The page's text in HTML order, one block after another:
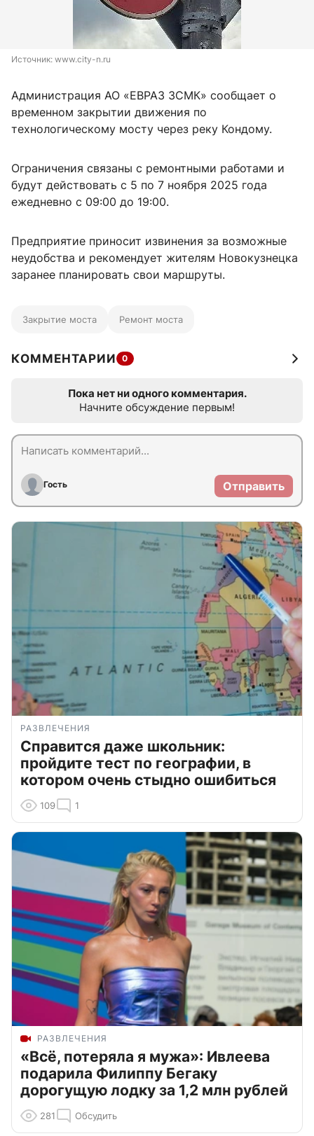
Источник: www.city-n.ru
Администрация АО «ЕВРАЗ ЗСМК» сообщает о
временном закрытии движения по
технологическому мосту через реку Кондому.
Ограничения связаны с ремонтными работами и
будут действовать с 5 по 7 ноября 2025 года
ежедневно с 09:00 до 19:00.
Предприятие приносит извинения за возможные
неудобства и рекомендует жителям Новокузнецка
заранее планировать свои маршруты.
Закрытие моста Ремонт моста
КОММЕНТАРИИ 0
Пока нет ни одного комментария.
Начните обсуждение первым!
Гость Отправить
РАЗВЛЕЧЕНИЯ
Справится даже школьник:
пройдите тест по географии, в
котором очень стыдно ошибиться
109 1
РАЗВЛЕЧЕНИЯ
«Всё, потеряла я мужа»: Ивлеева
подарила Филиппу Бегаку
дорогущую лодку за 1,2 млн рублей
281 Обсудить